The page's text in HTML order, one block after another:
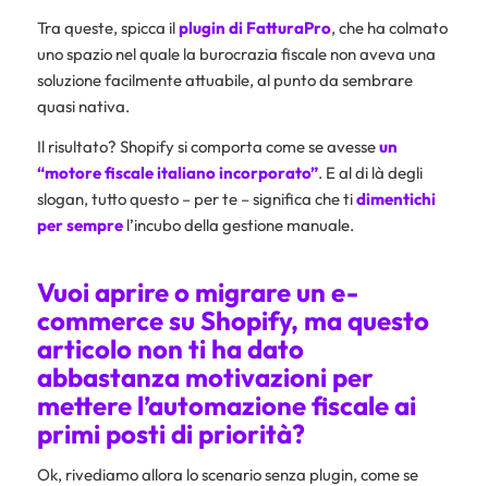
Tra queste, spicca ilplugin di FatturaPro, che ha colmato
uno spazio nel quale la burocrazia fiscale non aveva una
soluzione facilmente attuabile, al punto da sembrare
quasi nativa.
Il risultato? Shopify si comporta come se avesseun
“motore fiscale italiano incorporato”. E al di là degli
slogan, tutto questo – per te – significa che tidimentichi
per semprel’incubo della gestione manuale.
Vuoi aprire o migrare un e-
commerce su Shopify, ma questo
articolo non ti ha dato
abbastanza motivazioni per
mettere l’automazione fiscale ai
primi posti di priorità?
Ok, rivediamo allora lo scenario senza plugin, come se